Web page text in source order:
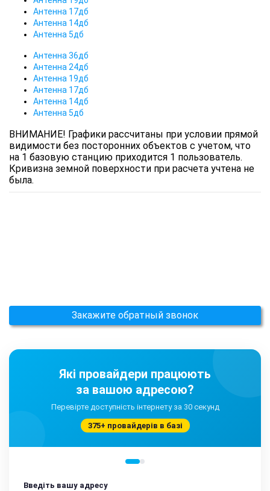
Антенна 17дб
Антенна 14дб
Антенна 5дб
Антенна 36дб
Антенна 24дб
Антенна 19дб
Антенна 17дб
Антенна 14дб
Антенна 5дб
ВНИМАНИЕ! Графики рассчитаны при условии прямой
видимости без посторонних объектов с учетом, что
на 1 базовую станцию приходится 1 пользователь.
Кривизна земной поверхности при расчета учтена не
была.
Закажите обратный звонок
Які провайдери працюють
за вашою адресою?
Перевірте доступність інтернету за 30 секунд
375+ провайдерів в базі
Введіть вашу адресу